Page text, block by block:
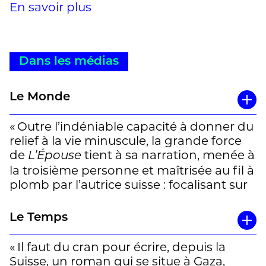
En savoir plus
Dans les médias
Le Monde
« Outre l’indéniable capacité à donner du
relief à la vie minuscule, la grande force
de L’Épouse tient à sa narration, menée à
la troisième personne et maîtrisée au fil à
plomb par l’autrice suisse : focalisant sur
témoigne tout à la fois de ses faits et
gestes, et de sa vie intérieure, à l’instar
d’une caméra sur l’épaule qui nous
permettrait de partager les
Le Temps
« Il faut du cran pour écrire, depuis la
Suisse, un roman qui se situe à Gaza,